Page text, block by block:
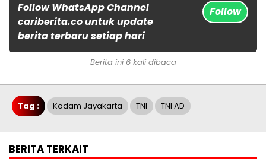
Follow WhatsApp Channel
cariberita.co untuk update
berita terbaru setiap hari
Follow
Berita ini 6 kali dibaca
Tag : Kodam Jayakarta TNI TNI AD
BERITA TERKAIT